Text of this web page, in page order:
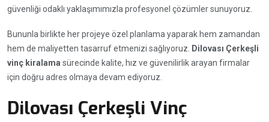
güvenliği odaklı yaklaşımımızla profesyonel çözümler sunuyoruz.
Bununla birlikte her projeye özel planlama yaparak hem zamandan
hem de maliyetten tasarruf etmenizi sağlıyoruz.
Dilovası Çerkeşli
vinç kiralama sürecinde kalite, hız ve güvenilirlik arayan firmalar
için doğru adres olmaya devam ediyoruz.
Dilovası Çerkeşli Vinç